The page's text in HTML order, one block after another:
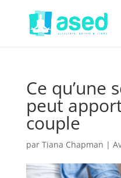
Ce qu’une
peut
couple
par Tiana Chapman |